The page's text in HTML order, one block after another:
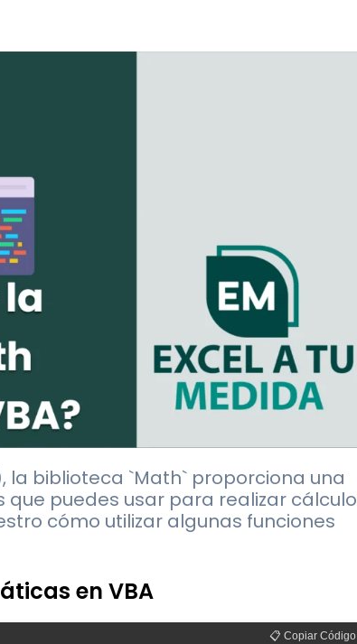
la biblioteca `Math` proporciona una
puedes usar para realizar
cómo utilizar algunas funciones
en VBA
📋 Copiar Código